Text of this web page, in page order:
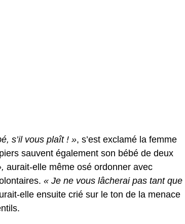
s’il vous plaît ! », s’est exclamé la femme
sauvent également son bébé de deux
aurait-elle même osé ordonner avec
« Je ne vous lâcherai pas tant que
elle ensuite crié sur le ton de la menace